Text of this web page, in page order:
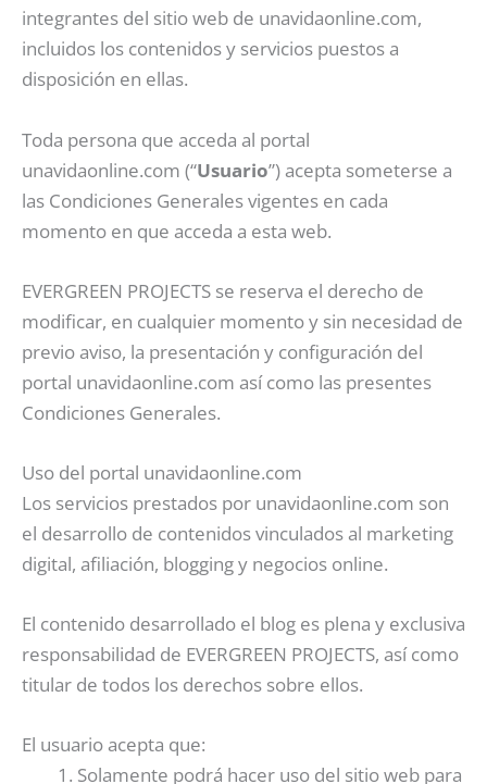
integrantes del sitio web de unavidaonline.com,
incluidos los contenidos y servicios puestos a
disposición en ellas.
Toda persona que acceda al portal
unavidaonline.com (“Usuario”) acepta someterse a
las Condiciones Generales vigentes en cada
momento en que acceda a esta web.
EVERGREEN PROJECTS se reserva el derecho de
modificar, en cualquier momento y sin necesidad de
previo aviso, la presentación y configuración del
portal unavidaonline.com así como las presentes
Condiciones Generales.
Uso del portal unavidaonline.com
Los servicios prestados por unavidaonline.com son
el desarrollo de contenidos vinculados al marketing
digital, afiliación, blogging y negocios online.
El contenido desarrollado el blog es plena y exclusiva
responsabilidad de EVERGREEN PROJECTS, así como
titular de todos los derechos sobre ellos.
El usuario acepta que:
Solamente podrá hacer uso del sitio web para